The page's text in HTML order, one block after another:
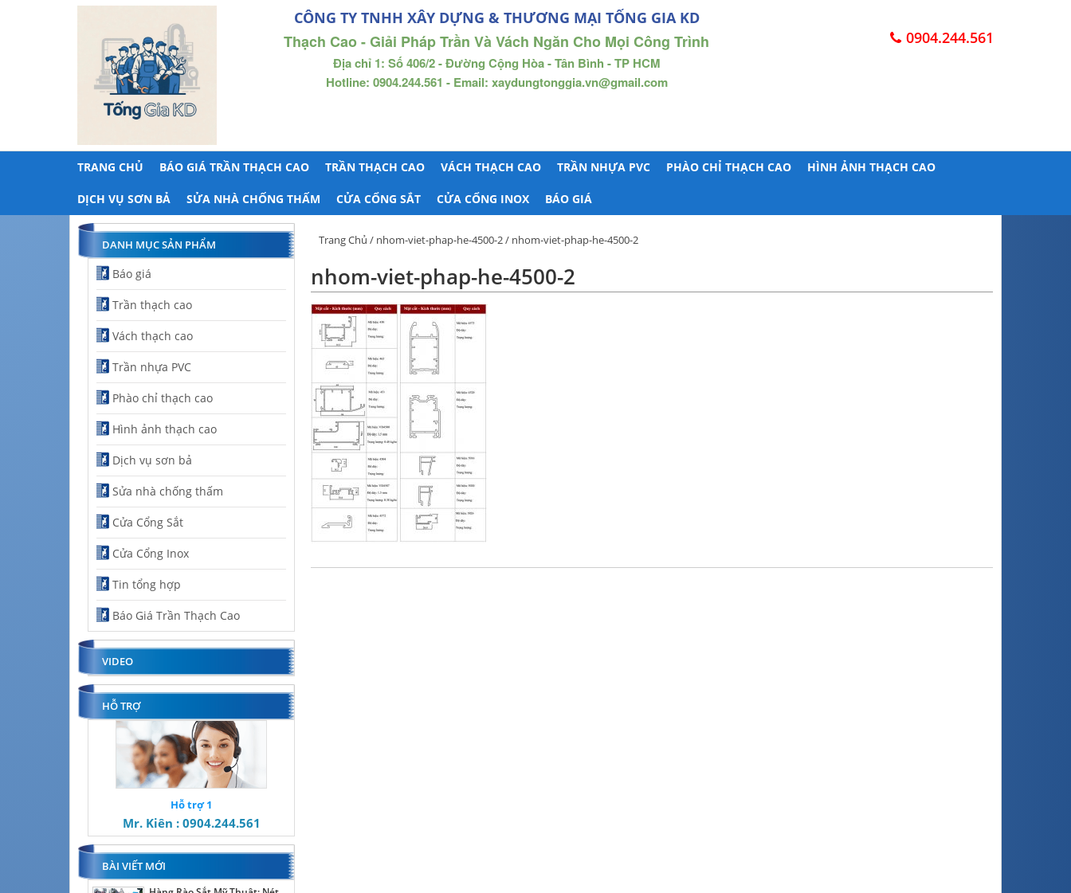
CÔNG TY TNHH XÂY DỰNG & THƯƠNG MẠI TỐNG GIA KD
Thạch Cao - Giải Pháp Trần Và Vách Ngăn Cho Mọi Công Trình
Địa chỉ 1: Số 406/2 - Đường Cộng Hòa - Tân Bình - TP HCM
Hotline: 0904.244.561 - Email: xaydungtonggia.vn@gmail.com
0904.244.561
TRANG CHỦ BÁO GIÁ TRẦN THẠCH CAO TRẦN THẠCH CAO VÁCH THẠCH CAO TRẦN NHỰA PVC PHÀO CHỈ THẠCH CAO HÌNH ẢNH THẠCH CAO
DỊCH VỤ SƠN BẢ SỬA NHÀ CHỐNG THẤM CỬA CỔNG SẮT CỬA CỔNG INOX BÁO GIÁ
Trang Chủ / nhom-viet-phap-he-4500-2/ nhom-viet-phap-he-4500-2
nhom-viet-phap-he-4500-2
DANH MỤC SẢN PHẨM
Báo giá
Trần thạch cao
Vách thạch cao
Trần nhựa PVC
Phào chỉ thạch cao
Hình ảnh thạch cao
Dịch vụ sơn bả
Sửa nhà chống thấm
Cửa Cổng Sắt
Cửa Cổng Inox
Tin tổng hợp
Báo Giá Trần Thạch Cao
VIDEO
HỖ TRỢ
Hỗ trợ 1
Mr. Kiên : 0904.244.561
BÀI VIẾT MỚI